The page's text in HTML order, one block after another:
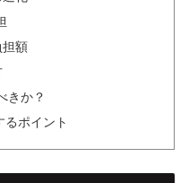
担額
きか？
るポイント